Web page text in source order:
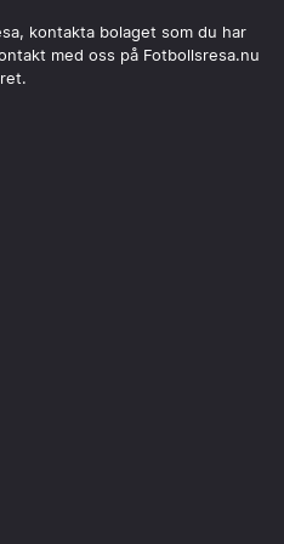
kontakta bolaget som du har
med oss på Fotbollsresa.nu